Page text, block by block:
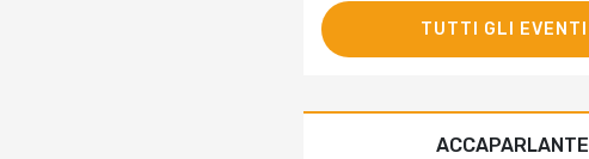
TUTTI GLI EVENTI
ACCAPARLANTE